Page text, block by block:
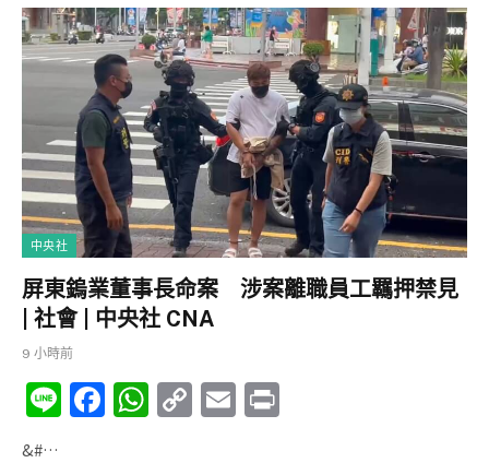
b
o
o
k
A
p
p
Li
n
k
中央社
屏東鎢業董事長命案 涉案離職員工羈押禁見
| 社會 | 中央社 CNA
9 小時前
Li F W C E
&#…